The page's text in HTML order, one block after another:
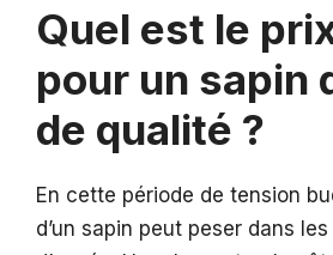
Quel est le
pour un sapin
de qualité ?
En cette période de tension
d’un sapin peut peser dans